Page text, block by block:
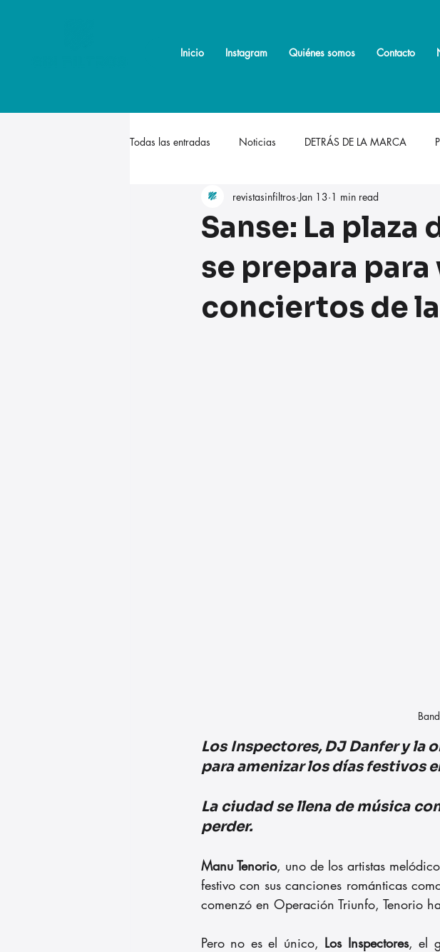
Inicio Instagram Quiénes somos Más
Inicio Instagram Quiénes somos Contacto
Todas las entradas Noticias DETRÁS DE LA MARCA
Sanse: La
se prepara
conciertos de
revistasinfiltros Jan 13 1 min read
Los Inspectores, DJ Danfer y la
para amenizar los días festivos
La ciudad se llena de música
perder.
Manu Tenorio, uno de los artistas
festivo con sus canciones románticas
comenzó en Operación Triunfo, Tenorio
Pero no es el único, Los Inspectores, el